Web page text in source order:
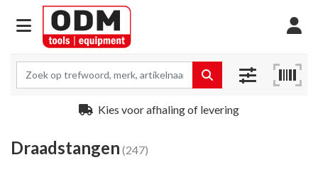
Kies voor afhaling of levering
Draadstangen (247)